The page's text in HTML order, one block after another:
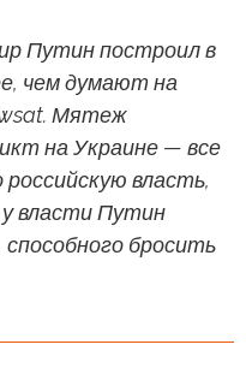
Путин построил в
чем думают на
Мятеж
на Украине — все
власть,
у власти Путин
бросить